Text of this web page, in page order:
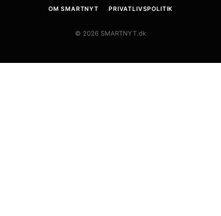
OM SMARTNYT PRIVATLIVSPOLITIK
© 2026 SMARTNYT.dk